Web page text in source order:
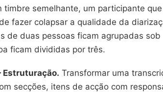
timbre semelhante, um participante
fazer colapsar a qualidade da
de duas pessoas ficam agrupadas
ficam divididas por três.
Estruturação. Transformar uma
secções, itens de acção com